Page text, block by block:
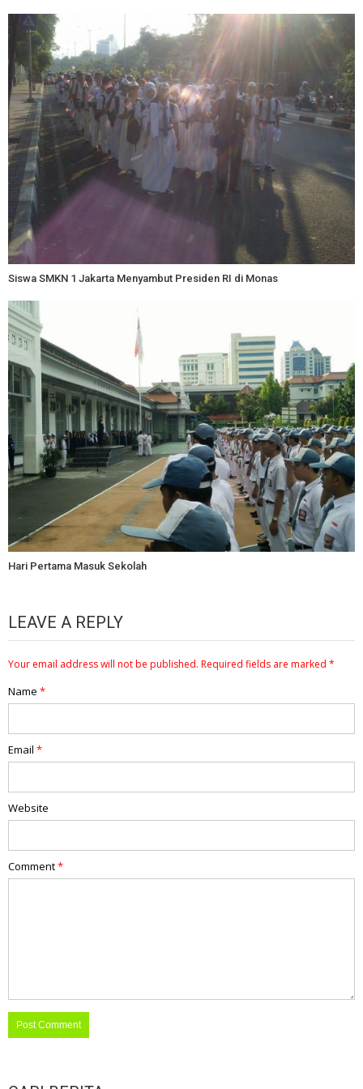
Siswa SMKN 1 Jakarta Menyambut Presiden RI di Monas
Hari Pertama Masuk Sekolah
LEAVE A REPLY
Your email address will not be published. Required fields are marked *
Name *
Email *
Website
Comment*